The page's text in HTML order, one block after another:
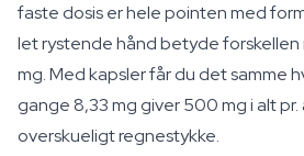
faste dosis er hele pointen med
let rystende hånd betyde forskellen
mg. Med kapsler får du det samme
gange 8,33 mg giver 500 mg i alt
overskueligt regnestykke.